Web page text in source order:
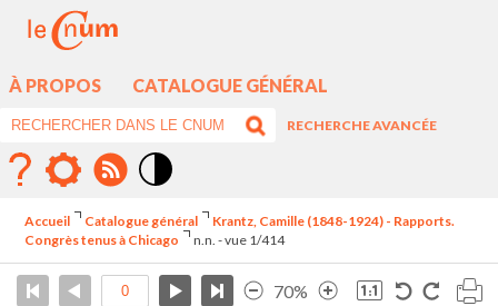
À PROPOS CATALOGUE GÉNÉRAL
RECHERCHE AVANCÉE
élévé
Accueil Catalogue général
Krantz, Camille (1848-1924) - Rapports.
Congrès tenus à Chicago
n.n. - vue 1/414
70%